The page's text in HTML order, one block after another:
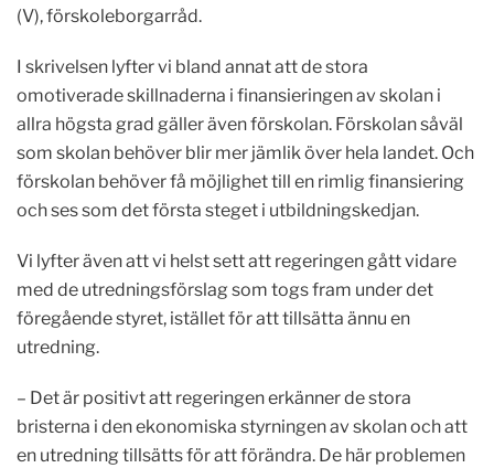
(V), förskoleborgarråd.
I skrivelsen lyfter vi bland annat att de stora
omotiverade skillnaderna i finansieringen av skolan i
allra högsta grad gäller även förskolan. Förskolan såväl
som skolan behöver blir mer jämlik över hela landet. Och
förskolan behöver få möjlighet till en rimlig finansiering
och ses som det första steget i utbildningskedjan.
Vi lyfter även att vi helst sett att regeringen gått vidare
med de utredningsförslag som togs fram under det
föregående styret, istället för att tillsätta ännu en
utredning.
– Det är positivt att regeringen erkänner de stora
bristerna i den ekonomiska styrningen av skolan och att
en utredning tillsätts för att förändra. De här problemen